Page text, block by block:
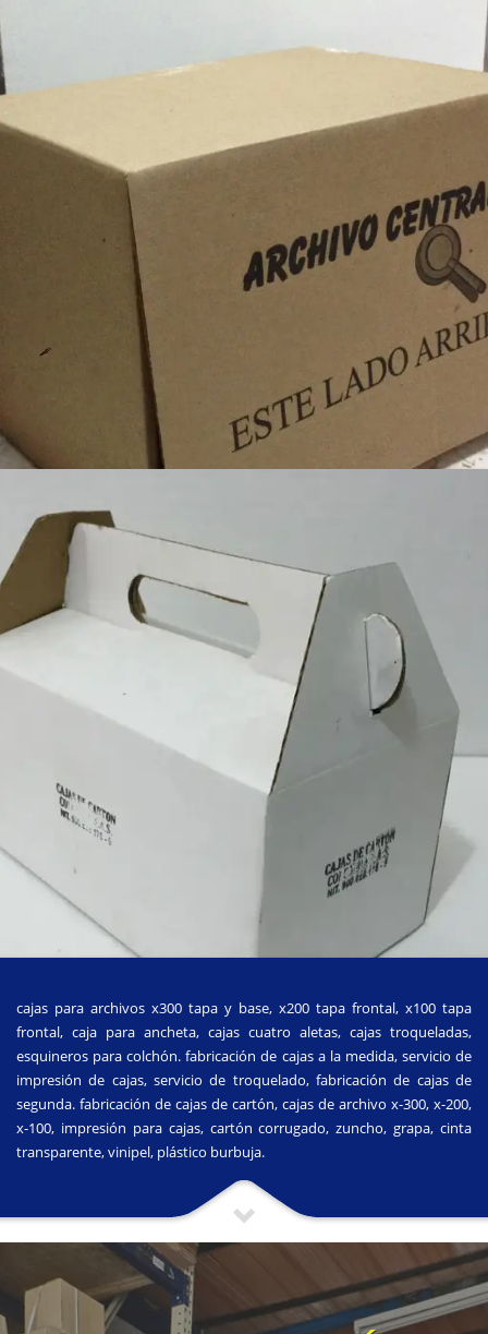
cajas para archivos x300 tapa y base, x200 tapa frontal, x100 tapa
frontal, caja para ancheta, cajas cuatro aletas, cajas troqueladas,
esquineros para colchón. fabricación de cajas a la medida, servicio de
impresión de cajas, servicio de troquelado, fabricación de cajas de
segunda. fabricación de cajas de cartón, cajas de archivo x-300, x-200,
x-100, impresión para cajas, cartón corrugado, zuncho, grapa, cinta
transparente, vinipel, plástico burbuja.